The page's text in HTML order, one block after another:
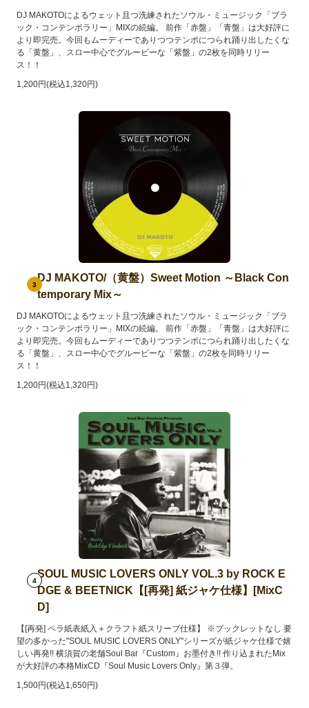
DJ MAKOTOによるウェット且つ洗練されたソウル・ミュージック「ブラ
ック・コンテンポラリー」MIXの続編。 前作「赤盤」「青盤」は大好評に
より即完売。今回もムーディーでありつつテンポにつられ踊り出したくな
る「黄盤」、スロー中心でグルービーな「紫盤」の2枚を同時リリー
ス！！
1,200円(税込1,320円)
3
DJ MAKOTO/（黄盤）Sweet Motion ～Black Con
temporary Mix～
DJ MAKOTOによるウェット且つ洗練されたソウル・ミュージック「ブラ
ック・コンテンポラリー」MIXの続編。 前作「赤盤」「青盤」は大好評に
より即完売。今回もムーディーでありつつテンポにつられ踊り出したくな
る「黄盤」、スロー中心でグルービーな「紫盤」の2枚を同時リリー
ス！！
1,200円(税込1,320円)
4
SOUL MUSIC LOVERS ONLY VOL.3 by ROCK E
DGE & BEETNICK【[再発] 紙ジャケ仕様】[MixC
D]
【[再発] ペラ紙表紙入＋クラフト紙スリーブ仕様】 ※ブックレットなし 要
望の多かった"SOUL MUSIC LOVERS ONLY"シリーズが紙ジャケ仕様で嬉
しい再発!! 横須賀の老舗Soul Bar『Custom』お墨付き!! 作り込まれたMix
が大好評の本格MixCD『Soul Music Lovers Only』第３弾。
1,500円(税込1,650円)